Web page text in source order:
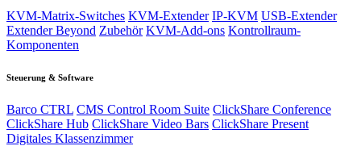
KVM-Matrix-Switches KVM-Extender IP-KVM USB-Extender
Extender Beyond Zubehör KVM-Add-ons Kontrollraum-
Komponenten
Steuerung & Software
Barco CTRL CMS Control Room Suite ClickShare Conference
ClickShare Hub ClickShare Video Bars ClickShare Present
Digitales Klassenzimmer